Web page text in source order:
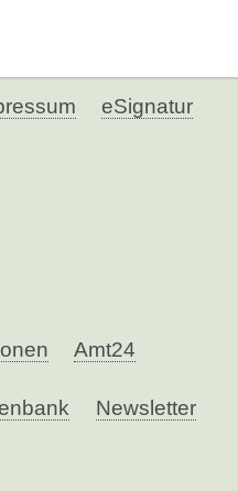
eSignatur
Amt24
Newsletter